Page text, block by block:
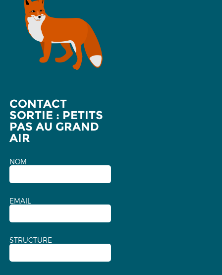
CONTACT
SORTIE : PETITS
PAS AU GRAND
AIR
NOM
EMAIL
STRUCTURE